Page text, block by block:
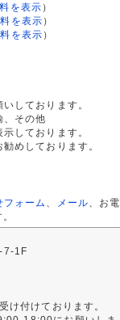
を表示 ）
を表示 ）
を表示 ）
しております。
、その他
しております。
めしております。
フォーム メール 、お電
7-1F
け付けております。